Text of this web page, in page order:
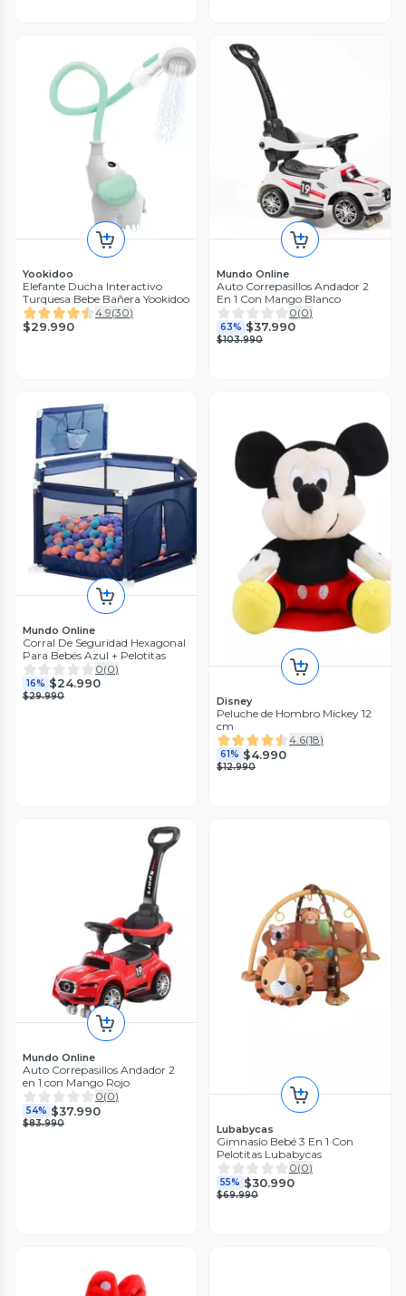
Yookidoo
Elefante Ducha Interactivo
Turquesa Bebe Bañera Yookidoo
4.9(30)
$29.990
Mundo Online
Auto Correpasillos Andador 2
En 1 Con Mango Blanco
0(0)
63% $37.990
$103.990
Mundo Online
Corral De Seguridad Hexagonal
Para Bebés Azul + Pelotitas
0(0)
16% $24.990
$29.990 Disney
Peluche de Hombro Mickey 12
cm
4.6(18)
61% $4.990
$12.990
Mundo Online
Auto Correpasillos Andador 2
en 1 con Mango Rojo
0(0)
54% $37.990
$83.990 Lubabycas
Gimnasio Bebé 3 En 1 Con
Pelotitas Lubabycas
0(0)
55% $30.990
$69.990